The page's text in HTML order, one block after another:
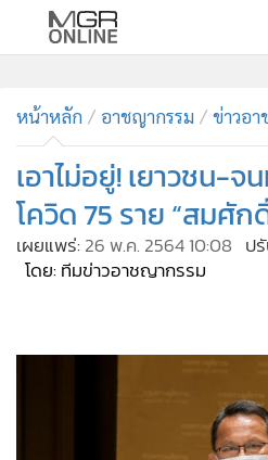
• ทันเหตุการณ์
• ภาคใต้
• ภูมิภาค
• Online Section
• บันเทิง
ผู้จัดการรายวัน
• ละคร
หน้าหลัก อาชญากรรม ข่าวอา
เอาไม่อยู่! เยาวชน-
โควิด 75 ราย “สมศัก
เผยแพร่: 26 พ.ค. 2564 10:08 ป
โดย: ทีมข่าวอาชญากรรม